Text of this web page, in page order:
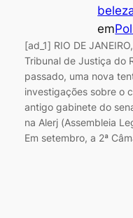
em
[ad_1] RIO DE
Tribunal de Justiça do
passado, uma nova
investigações sobre o
antigo gabinete do
na Alerj (Assembleia
Em setembro, a 2ª